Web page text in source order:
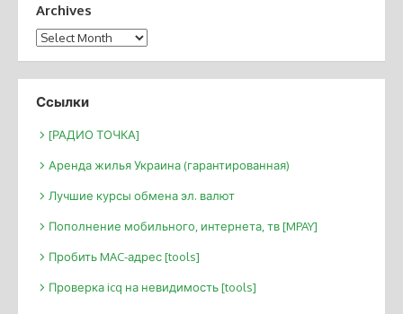
Archives
Archives
Ссылки
[РАДИО ТОЧКА]
Аренда жилья Украина (гарантированная)
Лучшие курсы обмена эл. валют
Пополнение мобильного, интернета, тв [MPAY]
Пробить MAC-адрес [tools]
Проверка icq на невидимость [tools]